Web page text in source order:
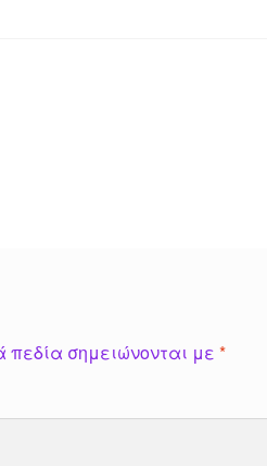
πεδία σημειώνονται με*